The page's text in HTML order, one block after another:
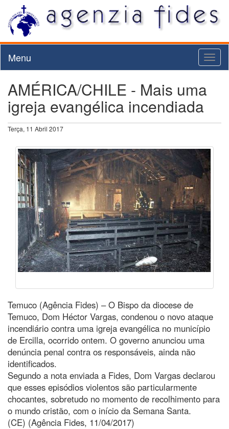
Menu
AMÉRICA/CHILE - Mais uma
igreja evangélica incendiada
Terça, 11 Abril 2017
Temuco (Agência Fides) – O Bispo da diocese de
Temuco, Dom Héctor Vargas, condenou o novo ataque
incendiário contra uma igreja evangélica no município
de Ercilla, ocorrido ontem. O governo anunciou uma
denúncia penal contra os responsáveis, ainda não
identificados.
Segundo a nota enviada a Fides, Dom Vargas declarou
que esses episódios violentos são particularmente
chocantes, sobretudo no momento de recolhimento para
o mundo cristão, com o início da Semana Santa.
(CE) (Agência Fides, 11/04/2017)